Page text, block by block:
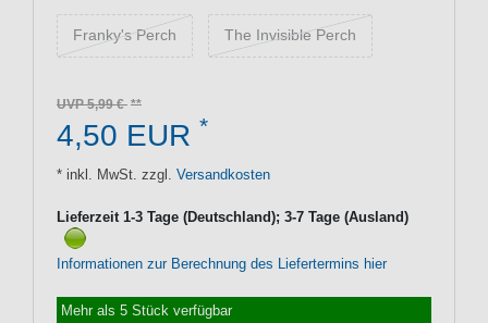
Franky's Perch The Invisible Perch
UVP 5,99 €
4,50 EUR *
* inkl. MwSt. zzgl. Versandkosten
Lieferzeit 1-3 Tage (Deutschland); 3-7 Tage (Ausland)
Informationen zur Berechnung des Liefertermins hier
Mehr als 5 Stück verfügbar